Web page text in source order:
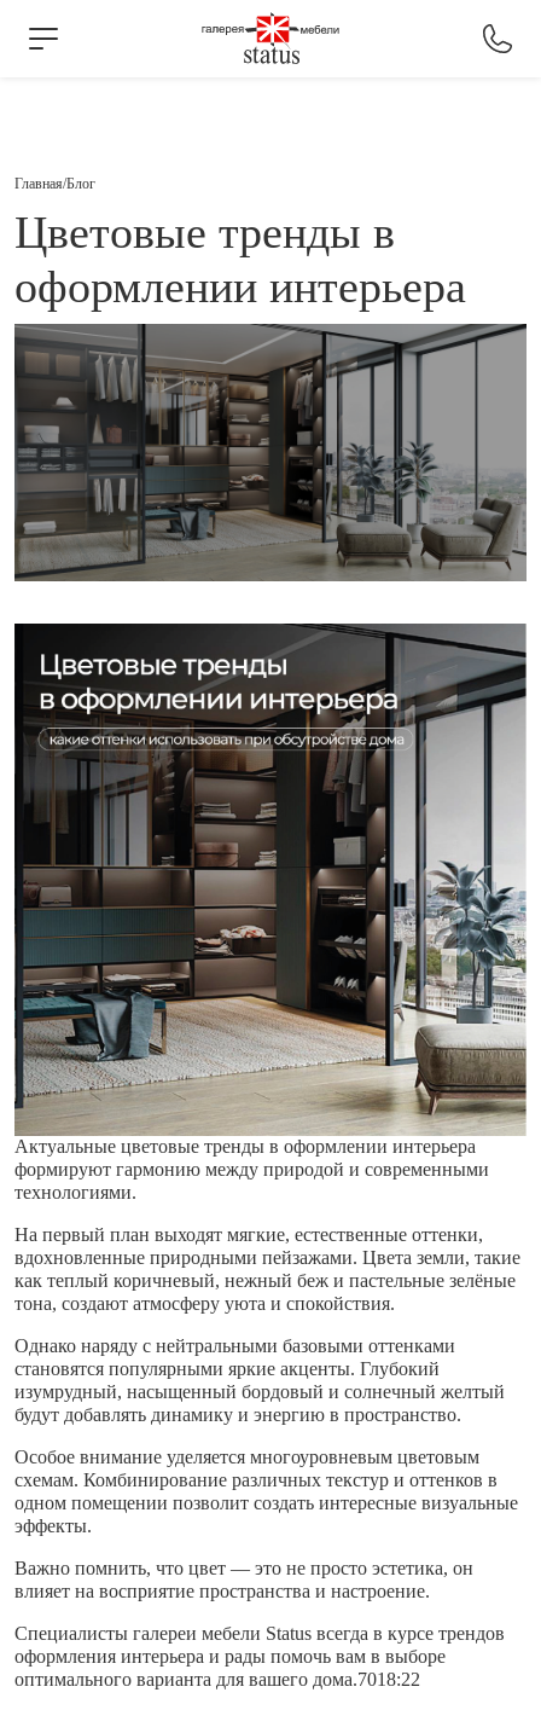
Главная Блог
Цветовые тренды в
оформлении интерьера
Актуальные цветовые тренды в оформлении интерьера
формируют гармонию между природой и современными
технологиями.
На первый план выходят мягкие, естественные оттенки,
вдохновленные природными пейзажами. Цвета земли, такие
как теплый коричневый, нежный беж и пастельные зелёные
тона, создают атмосферу уюта и спокойствия.
Однако наряду с нейтральными базовыми оттенками
становятся популярными яркие акценты. Глубокий
изумрудный, насыщенный бордовый и солнечный желтый
будут добавлять динамику и энергию в пространство.
Особое внимание уделяется многоуровневым цветовым
схемам. Комбинирование различных текстур и оттенков в
одном помещении позволит создать интересные визуальные
эффекты.
Важно помнить, что цвет — это не просто эстетика, он
влияет на восприятие пространства и настроение.
Специалисты галереи мебели Status всегда в курсе трендов
оформления интерьера и рады помочь вам в выборе
оптимального варианта для вашего дома.7018:22